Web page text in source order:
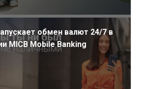
обмен валют 24/7 в
MICB Mobile Banking